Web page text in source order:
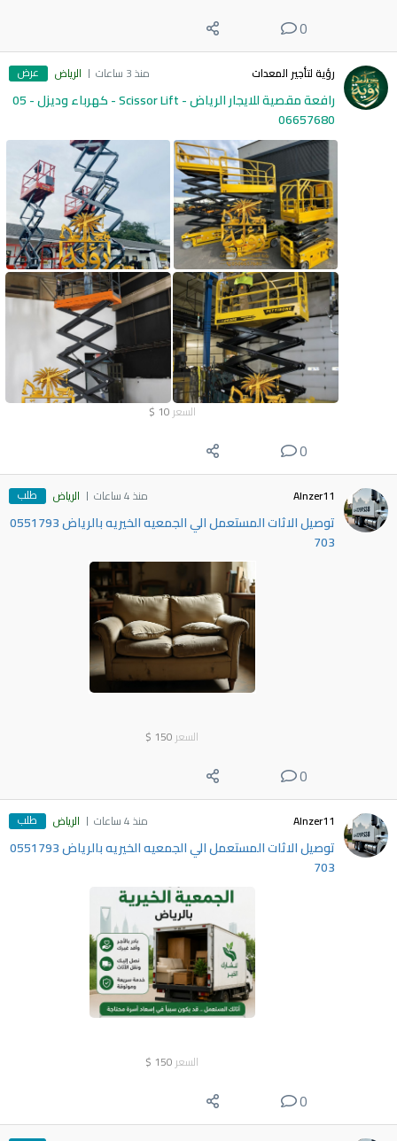
0
رؤية لتأجير المعدات منذ 3 ساعات الرياض عرض
رافعة مقصية للايجار الرياض - Scissor Lift - كهرباء وديزل - 05
06657680
السعر 10
$
0
Alnzer11 منذ 4 ساعات الرياض طلب
توصيل الاثات المستعمل الي الجمعيه الخيريه بالرياض 0551793
703
السعر 150
$
0
Alnzer11 منذ 4 ساعات الرياض طلب
توصيل الاثات المستعمل الي الجمعيه الخيريه بالرياض 0551793
703
السعر 150
$
0